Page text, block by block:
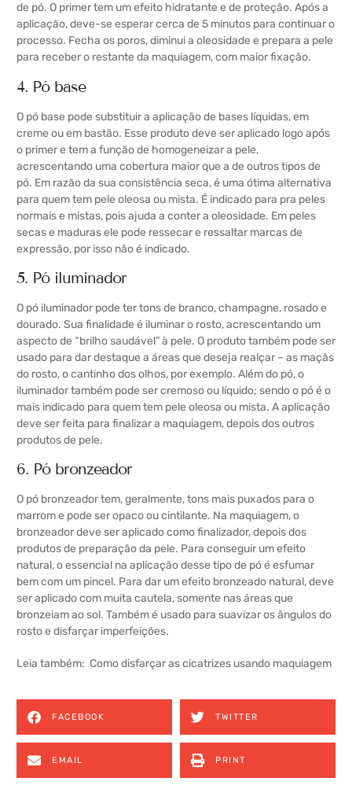
de pó. O primer tem um efeito hidratante e de proteção. Após a
aplicação, deve-se esperar cerca de 5 minutos para continuar o
processo. Fecha os poros, diminui a oleosidade e prepara a pele
para receber o restante da maquiagem, com maior fixação.
4. Pó base
O pó base pode substituir a aplicação de bases líquidas, em
creme ou em bastão. Esse produto deve ser aplicado logo após
o primer e tem a função de homogeneizar a pele,
acrescentando uma cobertura maior que a de outros tipos de
pó. Em razão da sua consistência seca, é uma ótima alternativa
para quem tem pele oleosa ou mista. É indicado para pra peles
normais e mistas, pois ajuda a conter a oleosidade. Em peles
secas e maduras ele pode ressecar e ressaltar marcas de
expressão, por isso não é indicado.
5. Pó iluminador
O pó iluminador pode ter tons de branco, champagne, rosado e
dourado. Sua finalidade é iluminar o rosto, acrescentando um
aspecto de “brilho saudável” à pele. O produto também pode ser
usado para dar destaque a áreas que deseja realçar – as maçãs
do rosto, o cantinho dos olhos, por exemplo. Além do pó, o
iluminador também pode ser cremoso ou líquido; sendo o pó é o
mais indicado para quem tem pele oleosa ou mista. A aplicação
deve ser feita para finalizar a maquiagem, depois dos outros
produtos de pele.
6. Pó bronzeador
O pó bronzeador tem, geralmente, tons mais puxados para o
marrom e pode ser opaco ou cintilante. Na maquiagem, o
bronzeador deve ser aplicado como finalizador, depois dos
produtos de preparação da pele. Para conseguir um efeito
natural, o essencial na aplicação desse tipo de pó é esfumar
bem com um pincel. Para dar um efeito bronzeado natural, deve
ser aplicado com muita cautela, somente nas áreas que
bronzeiam ao sol. Também é usado para suavizar os ângulos do
rosto e disfarçar imperfeições.
Leia também: Como disfarçar as cicatrizes usando maquiagem
FACEBOOK TWITTER
EMAIL PRINT